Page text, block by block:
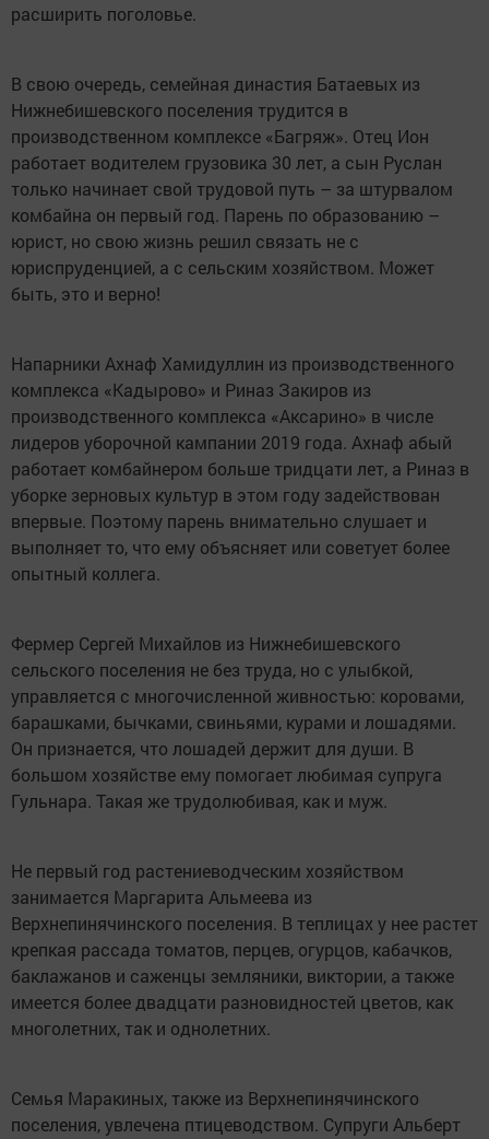
расширить поголовье.
В свою очередь, семейная династия Батаевых из
Нижнебишевского поселения трудится в
производственном комплексе «Багряж». Отец Ион
работает водителем грузовика 30 лет, а сын Руслан
только начинает свой трудовой путь – за штурвалом
комбайна он первый год. Парень по образованию –
юрист, но свою жизнь решил связать не с
юриспруденцией, а с сельским хозяйством. Может
быть, это и верно!
Напарники Ахнаф Хамидуллин из производственного
комплекса «Кадырово» и Риназ Закиров из
производственного комплекса «Аксарино» в числе
лидеров уборочной кампании 2019 года. Ахнаф абый
работает комбайнером больше тридцати лет, а Риназ в
уборке зерновых культур в этом году задействован
впервые. Поэтому парень внимательно слушает и
выполняет то, что ему объясняет или советует более
опытный коллега.
Фермер Сергей Михайлов из Нижнебишевского
сельского поселения не без труда, но с улыбкой,
управляется с многочисленной живностью: коровами,
барашками, бычками, свиньями, курами и лошадями.
Он признается, что лошадей держит для души. В
большом хозяйстве ему помогает любимая супруга
Гульнара. Такая же трудолюбивая, как и муж.
Не первый год растениеводческим хозяйством
занимается Маргарита Альмеева из
Верхнепинячинского поселения. В теплицах у нее растет
крепкая рассада томатов, перцев, огурцов, кабачков,
баклажанов и саженцы земляники, виктории, а также
имеется более двадцати разновидностей цветов, как
многолетних, так и однолетних.
Семья Маракиных, также из Верхнепинячинского
поселения, увлечена птицеводством. Супруги Альберт